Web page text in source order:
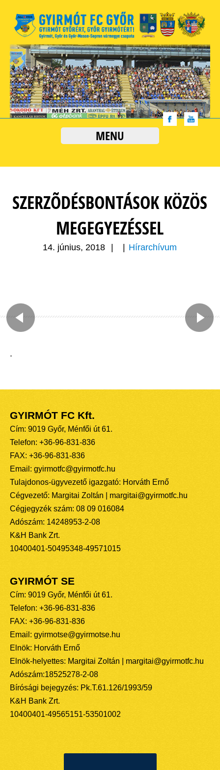
MENU
SZERZÕDÉSBONTÁSOK KÖZÖS
MEGEGYEZÉSSEL
14. június, 2018 Hírarchívum
.
GYIRMÓT FC Kft.
Cím: 9019 Győr, Ménfői út 61.
Telefon: +36-96-831-836
FAX: +36-96-831-836
Email: gyirmotfc@gyirmotfc.hu
Tulajdonos-ügyvezető igazgató: Horváth Ernő
Cégvezető: Margitai Zoltán | margitai@gyirmotfc.hu
Cégjegyzék szám: 08 09 016084
Adószám: 14248953-2-08
K&H Bank Zrt.
10400401-50495348-49571015
GYIRMÓT SE
Cím: 9019 Győr, Ménfői út 61.
Telefon: +36-96-831-836
FAX: +36-96-831-836
Email: gyirmotse@gyirmotse.hu
Elnök: Horváth Ernő
Elnök-helyettes: Margitai Zoltán | margitai@gyirmotfc.hu
Adószám:18525278-2-08
Bírósági bejegyzés: Pk.T.61.126/1993/59
K&H Bank Zrt.
10400401-49565151-53501002